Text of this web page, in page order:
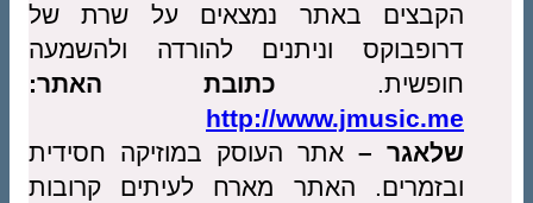
הקבצים באתר נמצאים על שרת של
דרופבוקס וניתנים להורדה ולהשמעה
חופשית. כתובת האתר:
http://www.jmusic.me
שלאגר – אתר העוסק במוזיקה חסידית
ובזמרים. האתר מארח לעיתים קרובות